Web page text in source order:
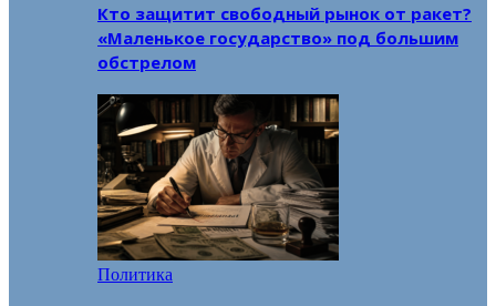
Кто защитит свободный рынок от ракет?
«Маленькое государство» под большим
обстрелом
Политика